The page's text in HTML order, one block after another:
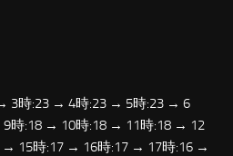
3時:23 → 4時:23 → 5時:23 → 6
時:18 → 10時:18 → 11時:18 → 12
15時:17 → 16時:17 → 17時:16 →